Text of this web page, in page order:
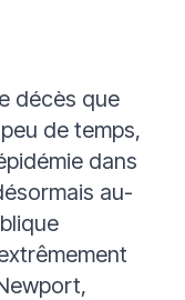
décès que
de temps,
dans
au-